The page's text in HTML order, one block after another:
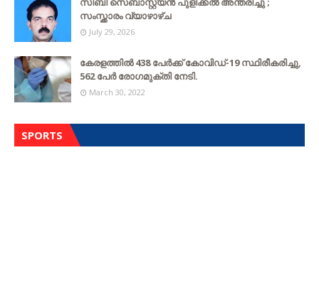
സംസ്ക്കാരം വ്യാഴാഴ്ച
July 29, 2026
കേരളത്തില്‍ 438 പേര്‍ക്ക് കോവിഡ്-19 സ്ഥിരീകരിച്ചു,
562 പേര്‍ രോഗമുക്തി നേടി.
March 30, 2022
SPORTS